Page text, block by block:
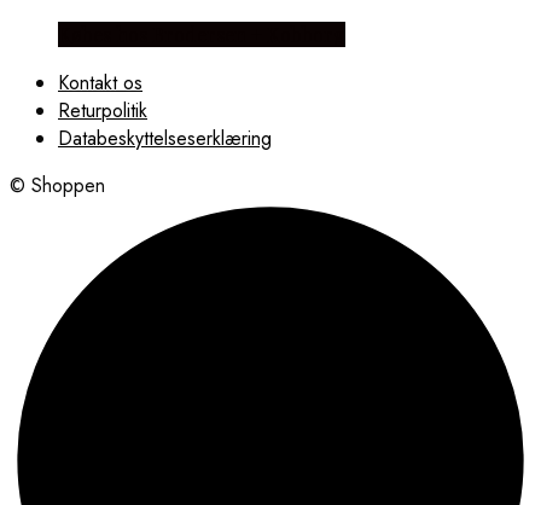
Kontakt os
Returpolitik
Databeskyttelseserklæring
© Shoppen